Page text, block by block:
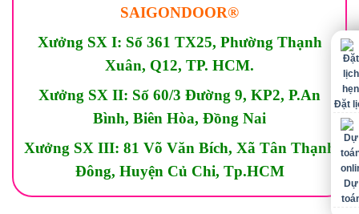
SAIGONDOOR®
Xưởng SX I: Số 361 TX25, Phường Thạnh
Xuân, Q12, TP. HCM.
Xưởng SX II: Số 60/3 Đường 9, KP2, P.An
Bình, Biên Hòa, Đồng Nai
Xưởng SX III: 81 Võ Văn Bích, Xã Tân Thạnh
Đông, Huyện Củ Chi, Tp.HCM
Đặt
Dự